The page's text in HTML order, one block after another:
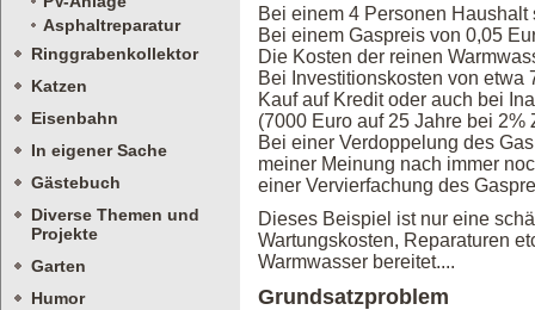
Asphaltreparatur
Ringgrabenkollektor
Katzen
Eisenbahn
In eigener Sache
Gästebuch
Diverse Themen und
Projekte
Garten
Humor
Bei einem 4 Personen Haushalt
Bei einem Gaspreis von 0,05
Die Kosten der reinen
Bei Investitionskosten von etwa
Kauf auf Kredit oder auch bei
(7000 Euro auf 25 Jahre bei 2%
Bei einer Verdoppelung des
meiner Meinung nach immer
einer Vervierfachung des
Dieses Beispiel ist nur eine
Wartungskosten, Reparaturen
Warmwasser bereitet....
Grundsatzproblem